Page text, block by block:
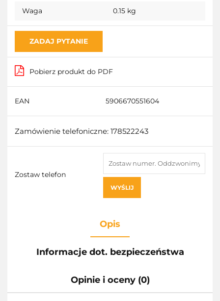
Waga 0.15 kg
ZADAJ PYTANIE
Pobierz produkt do PDF
EAN 5906670551604
Zamówienie telefoniczne: 178522243
Zostaw telefon
WYŚLIJ
Opis
Informacje dot. bezpieczeństwa
Opinie i oceny (0)